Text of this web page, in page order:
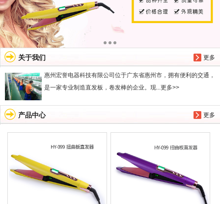
更多
关于我们
惠州宏誉电器科技有限公司位于广东省惠州市，拥有便利的交通，
是一家专业制造直发板，卷发棒的企业。现...更多>>
更多
产品中心